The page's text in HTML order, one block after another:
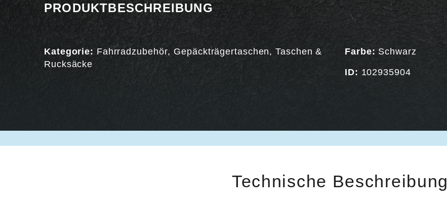
PRODUKTBESCHREIBUNG
Kategorie: Fahrradzubehör, Gepäckträgertaschen,Taschen &
Rucksäcke
Farbe: Schwarz
ID: 102935904
Technische Beschreibung